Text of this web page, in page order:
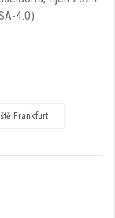
4.0)
Frankfurt